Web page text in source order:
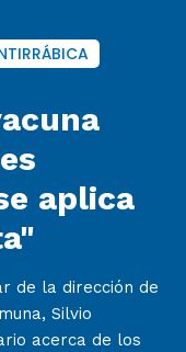
aplica
de la dirección de
Silvio
acerca de los